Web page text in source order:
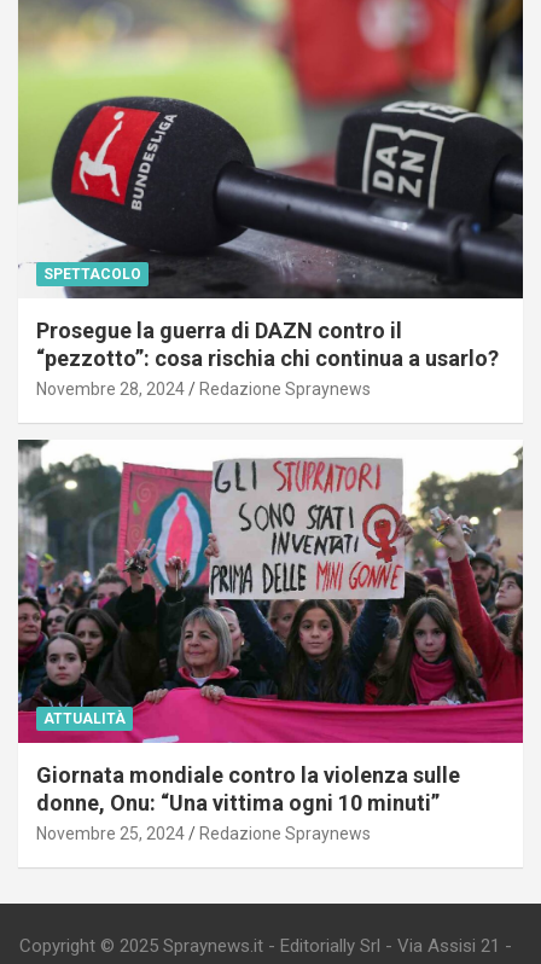
SPETTACOLO
Prosegue la guerra di DAZN contro il
“pezzotto”: cosa rischia chi continua a usarlo?
Novembre 28, 2024 Redazione Spraynews
ATTUALITÀ
Giornata mondiale contro la violenza sulle
donne, Onu: “Una vittima ogni 10 minuti”
Novembre 25, 2024 Redazione Spraynews
Copyright © 2025 Spraynews.it - Editorially Srl - Via Assisi 21 -